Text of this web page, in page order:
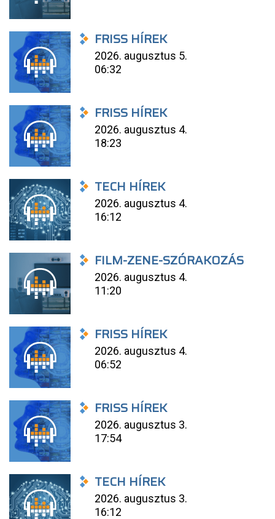
FRISS HÍREK
2026. augusztus 5.
06:32
FRISS HÍREK
2026. augusztus 4.
18:23
TECH HÍREK
2026. augusztus 4.
16:12
FILM-ZENE-SZÓRAKOZÁS
2026. augusztus 4.
11:20
FRISS HÍREK
2026. augusztus 4.
06:52
FRISS HÍREK
2026. augusztus 3.
17:54
TECH HÍREK
2026. augusztus 3.
16:12